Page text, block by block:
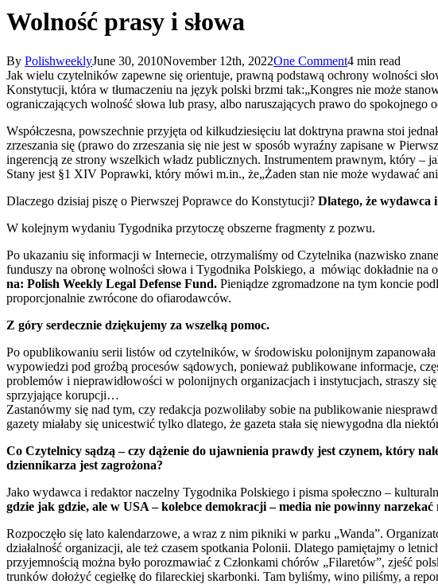
Wolność prasy i słowa
By PolishweeklyJune 30, 2010November 12th, 2022One Comment4 min read
Jak wielu czytelników zapewne się orientuje, prawną podstawą ochrony wolności
Konstytucji, która w tłumaczeniu na język polski brzmi tak:„Kongres nie może
ograniczających wolność słowa lub prasy, albo naruszających prawo do
Współczesna, powszechnie przyjęta od kilkudziesięciu lat doktryna prawna stoi
zrzeszania się (prawo do zrzeszania się nie jest w sposób wyraźny zapisane w
ingerencją ze strony wszelkich władz publicznych. Instrumentem prawnym, który
Stany jest §1 XIV Poprawki, który mówi m.in., że„Żaden stan nie może wydawać
Dlaczego dzisiaj piszę o Pierwszej Poprawce do Konstytucji? Dlatego, że wydawca
W kolejnym wydaniu Tygodnika przytoczę obszerne fragmenty z pozwu.
Po ukazaniu się informacji w Internecie, otrzymaliśmy od Czytelnika (nazwisko
funduszy na obronę wolności słowa i Tygodnika Polskiego, a mówiąc dokładnie na
na: Polish Weekly Legal Defense Fund. Pieniądze zgromadzone na tym koncie
proporcjonalnie zwrócone do ofiarodawców.
Z góry serdecznie dziękujemy za wszelką pomoc.
Po opublikowaniu serii listów od czytelników, w środowisku polonijnym
wypowiedzi pod groźbą procesów sądowych, ponieważ publikowane informacje,
problemów i nieprawidłowości w polonijnych organizacjach i instytucjach, straszy
sprzyjające korupcji…
Zastanówmy się nad tym, czy redakcja pozwoliłaby sobie na publikowanie
gazety miałaby się unicestwić tylko dlatego, że gazeta stała się niewygodna dla
Co Czytelnicy sądzą – czy dążenie do ujawnienia prawdy jest czynem, który
dziennikarza jest zagrożona?
Jako wydawca i redaktor naczelny Tygodnika Polskiego i pisma społeczno –
gdzie jak gdzie, ale w USA – kolebce demokracji – media nie powinny
Rozpoczęło się lato kalendarzowe, a wraz z nim pikniki w parku „Wanda”.
działalność organizacji, ale też czasem spotkania Polonii. Dlatego pamiętajmy o
przyjemnością można było porozmawiać z Członkami chórów „Filaretów”, zjeść
trunków dołożyć cegiełkę do filareckiej skarbonki. Tam byliśmy, wino piliśmy, a